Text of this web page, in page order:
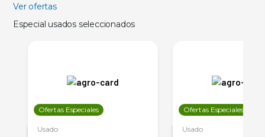
Ver ofertas
Especial usados seleccionados
Ofertas Especiales
Usado
Ofertas Especiales
Usado